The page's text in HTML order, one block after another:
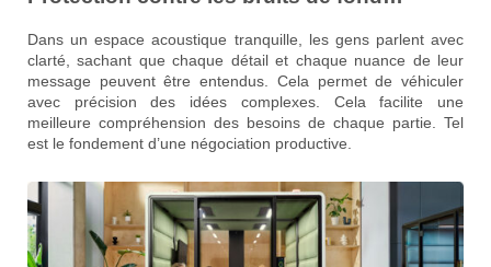
Dans un espace acoustique tranquille, les gens parlent avec
clarté, sachant que chaque détail et chaque nuance de leur
message peuvent être entendus. Cela permet de véhiculer
avec précision des idées complexes. Cela facilite une
meilleure compréhension des besoins de chaque partie. Tel
est le fondement d’une négociation productive.